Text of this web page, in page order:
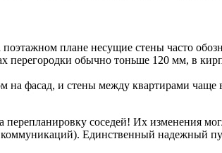
плане несущие стены часто
перегородки обычно тоньше 120 мм, в
на фасад, и стены между квартирами
перепланировку соседей! Их изменения
Единственный надежный